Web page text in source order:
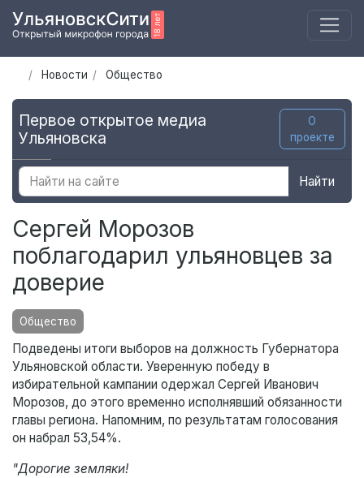
Новости Общество
Первое открытое медиа
Ульяновска
О
проекте
Найти
Сергей Морозов
поблагодарил ульяновцев за
доверие
Общество
Подведены итоги выборов на должность Губернатора
Ульяновской области. Уверенную победу в
избирательной кампании одержал Сергей Иванович
Морозов, до этого временно исполнявший обязанности
главы региона. Напомним, по результатам голосования
он набрал 53,54%.
"Дорогие земляки!